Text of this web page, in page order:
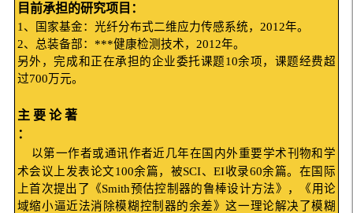
目前承担的研究项目：
1 、国家基金：光纤分布式二维应力传感系统， 2012年。
2、总装备部： ***健康检测技术， 2012年。
另外，完成和正在承担的企业委托课题10余项，课题经费超
过700万元。
主 要 论 著
：
以第一作者或通讯作者近几年在国内外重要学术刊物和学
术会议上发表论文100余篇，被SCI、EI收录60余篇。在国际
上首次提出了《Smith预估控制器的鲁棒设计方法》，《用论
域缩小逼近法消除模糊控制器的余差》这一理论解决了模糊